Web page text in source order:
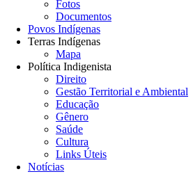
Fotos
Documentos
Povos Indígenas
Terras Indígenas
Mapa
Política Indigenista
Direito
Gestão Territorial e Ambiental
Educação
Gênero
Saúde
Cultura
Links Úteis
Notícias